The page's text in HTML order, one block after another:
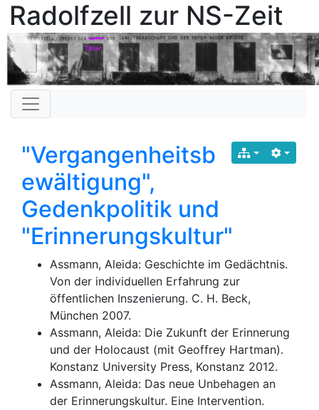
Radolfzell zur NS-Zeit
"Vergangenheitsb
ewältigung",
Gedenkpolitik und
"Erinnerungskultur"
Assmann, Aleida: Geschichte im Gedächtnis.
Von der individuellen Erfahrung zur
öffentlichen Inszenierung. C. H. Beck,
München 2007.
Assmann, Aleida: Die Zukunft der Erinnerung
und der Holocaust (mit Geoffrey Hartman).
Konstanz University Press, Konstanz 2012.
Assmann, Aleida: Das neue Unbehagen an
der Erinnerungskultur. Eine Intervention.